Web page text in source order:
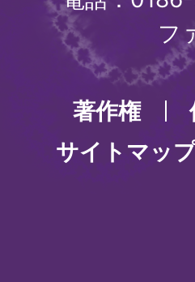
フ
著作権
サイトマッ